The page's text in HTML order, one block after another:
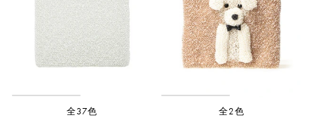
全37色 全2色